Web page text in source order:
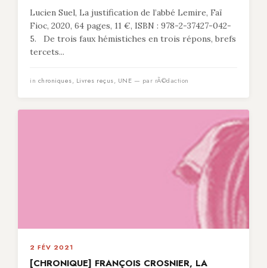
Lucien Suel, La justification de l’abbé Lemire, Faï
Fioc, 2020, 64 pages, 11 €, ISBN : 978-2-37427-042-
5. De trois faux hémistiches en trois répons, brefs
tercets...
in chroniques, Livres reçus, UNE — par rÃ©daction
2 FÉV 2021
[CHRONIQUE] FRANÇOIS CROSNIER, LA